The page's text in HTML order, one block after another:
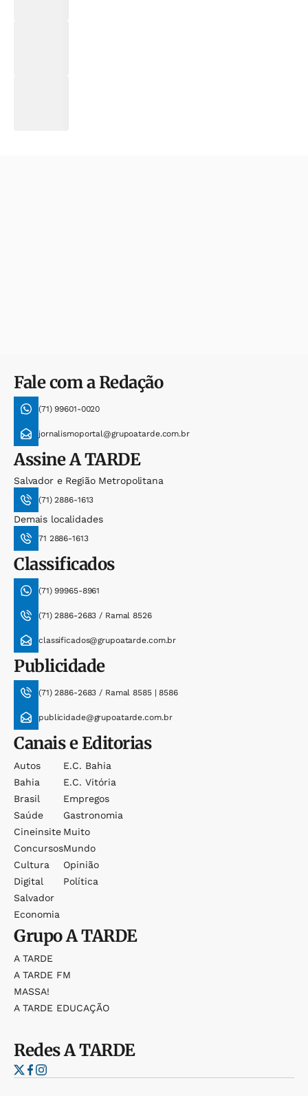
Fale com a Redação
(71) 99601-0020
jornalismoportal@grupoatarde.com.br
AssineA TARDE
Salvador e Região Metropolitana
(71) 2886-1613
Demais localidades
71 2886-1613
Classificados
(71) 99965-8961
(71) 2886-2683 / Ramal 8526
classificados@grupoatarde.com.br
Publicidade
(71) 2886-2683 / Ramal 8585 | 8586
publicidade@grupoatarde.com.br
Canais e Editorias
Autos
Bahia
Brasil
Saúde
Cineinsite
Concursos
Cultura
Digital
Salvador
Economia
E.c. Bahia
E.c. Vitória
Empregos
Gastronomia
Muito
Mundo
Opinião
Política
GrupoA TARDE
A TARDE
A TARDE FM
MASSA!
A TARDE EDUCAÇÃO
RedesA TARDE